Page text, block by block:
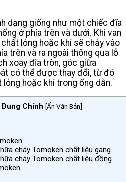
dạng giống như một chiếc đĩa
ở phía trên và dưới. Khi van
lỏng hoặc khí sẽ chảy vào
trên và ra ngoài thông qua lỗ
xoay đĩa tròn, góc giữa
có thể được thay đổi, từ đó
hoặc khí trong ống dẫn.
Chính [Ẩn Văn Bản]
cháy Tomoken chất liệu gang.
cháy Tomoken chất liệu đồng.